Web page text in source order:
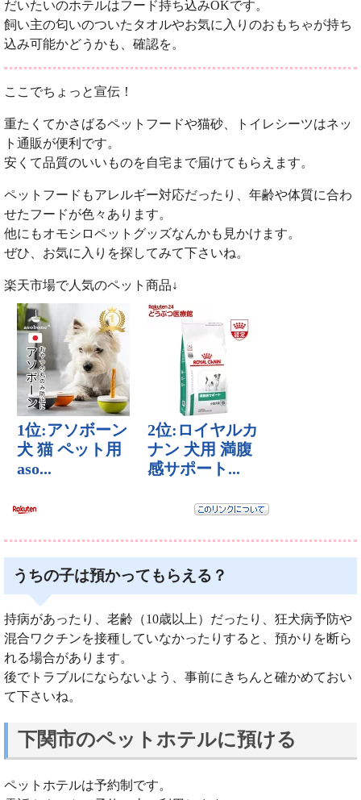
だいたいのホテルはフード持ち込みOKです。
飼い主の匂いのついたタオルやお気に入りのおもちゃが持ち
込み可能かどうかも、確認を。
ここでちょっと宣伝！
重たくてかさばるペットフードや猫砂、トイレシーツはネッ
ト通販が便利です。
安くて品質のいいものを自宅まで届けてもらえます。
ペットフードもアレルギー対応だったり、年齢や体質に合わ
せたフードが色々あります。
他にもオモシロペットグッズなんかも見かけます。
ぜひ、お気に入りを探してみて下さいね。
楽天市場で人気のペット商品↓
うちの子は預かってもらえる？
持病があったり、老齢（10歳以上）だったり、狂犬病予防や
混合ワクチンを接種していなかったりすると、預かりを断ら
れる場合があります。
後でトラブルにならないよう、事前にきちんと確かめておい
て下さいね。
下関市のペットホテルに預ける
ペットホテルは予約制です。